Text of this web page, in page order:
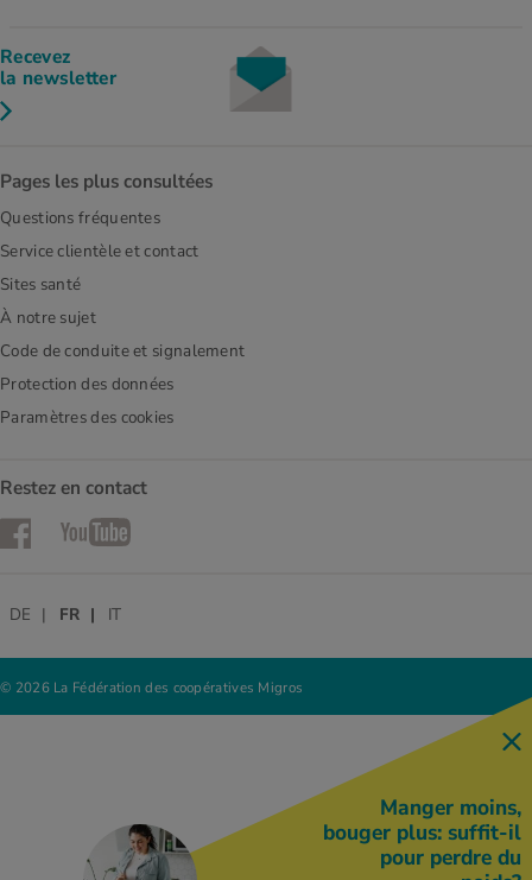
Recevez
la newsletter
Pages les plus consultées
Questions fréquentes
Service clientèle et contact
Sites santé
À notre sujet
Code de conduite et signalement
Protection des données
Paramètres des cookies
Restez en contact
FacebookYouTube
© 2026 La Fédération des coopératives Migros
DE FR IT
Manger moins,
bouger plus: suffit-il
pour perdre du